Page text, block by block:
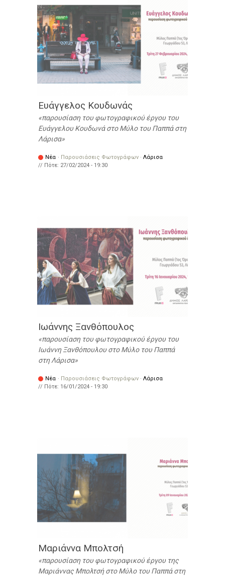
Ευάγγελος Κουδωνάς
παρουσίαση του φωτογραφικού έργου του
Ευάγγελου Κουδωνά στο Μύλο του Παππά στη
Λάρισα
Νέα · Παρουσιάσεις Φωτογράφων · Λάρισα
// Πότε: 27/02/2024 - 19:30
Ιωάννης Ξανθόπουλος
παρουσίαση του φωτογραφικού έργου του
Ιωάννη Ξανθόπουλου στο Μύλο του Παππά
στη Λάρισα
Νέα · Παρουσιάσεις Φωτογράφων · Λάρισα
// Πότε: 16/01/2024 - 19:30
Μαριάννα Μπολτσή
παρουσίαση του φωτογραφικού έργου της
Μαριάννας Μπολτσή στο Μύλο του Παππά στη